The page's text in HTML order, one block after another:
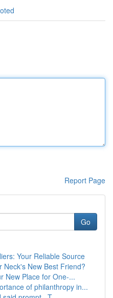
Report Page
Go
Your Reliable Source
Neck's New Best Friend?
New Place for One-...
of philanthropy in...